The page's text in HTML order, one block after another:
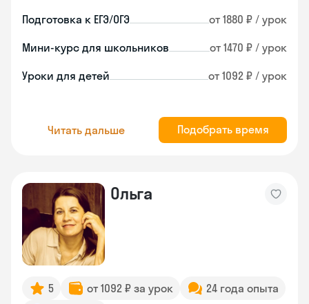
Подготовка к ЕГЭ/ОГЭ от 1880 ₽ / урок
Мини-курс для школьников от 1470 ₽ / урок
Уроки для детей от 1092 ₽ / урок
Читать дальше Подобрать время
Ольга
5 от 1092 ₽ за урок
24 года опыта